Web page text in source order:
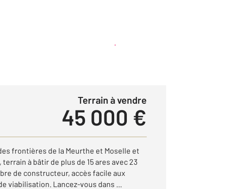
Créer une alerte
Terrain à vendre
45 000 €
frontières de la Meurthe et Moselle et
à bâtir de plus de 15 ares avec 23
de constructeur, accès facile aux
viabilisation. Lancez-vous dans ...